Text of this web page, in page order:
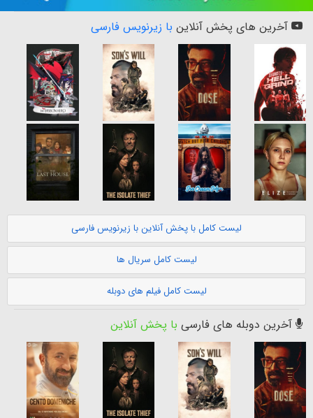
آخرین های پخش آنلاین با زیرنویس فارسی
لیست کامل با پخش آنلاین با زیرنویس فارسی
لیست کامل سریال ها
لیست کامل فیلم های دوبله
آخرین دوبله های فارسی با پخش آنلاین